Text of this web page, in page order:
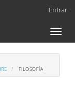
Entrar
Toggle
FILOSOFÍA